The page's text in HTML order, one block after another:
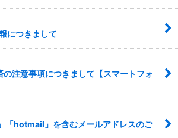
につきまして
の注意事項につきまして【スマートフォ
「hotmail」を含むメールアドレスのご